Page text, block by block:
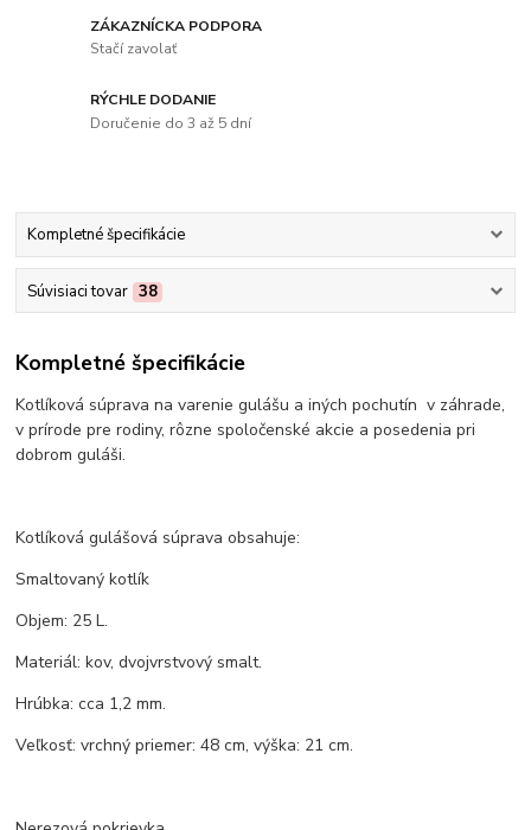
ZÁKAZNÍCKA PODPORA
Stačí zavolať
RÝCHLE DODANIE
Doručenie do 3 až 5 dní
Kompletné špecifikácie
Súvisiaci tovar 38
Kompletné špecifikácie
Kotlíková súprava na varenie gulášu a iných pochutín v záhrade,
v prírode pre rodiny, rôzne spoločenské akcie a posedenia pri
dobrom guláši.
Kotlíková gulášová súprava obsahuje:
Smaltovaný kotlík
Objem: 25 L.
Materiál: kov, dvojvrstvový smalt.
Hrúbka: cca 1,2 mm.
Veľkosť: vrchný priemer: 48 cm, výška: 21 cm.